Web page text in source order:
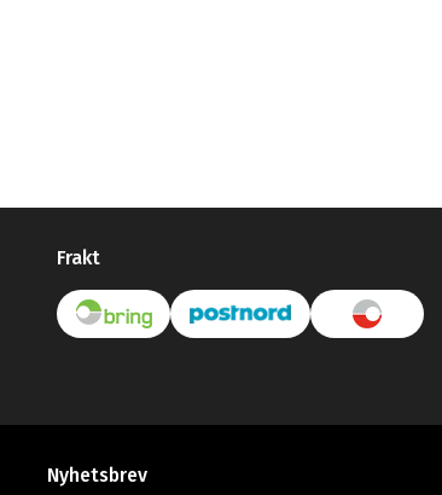
Frakt
Nyhetsbrev